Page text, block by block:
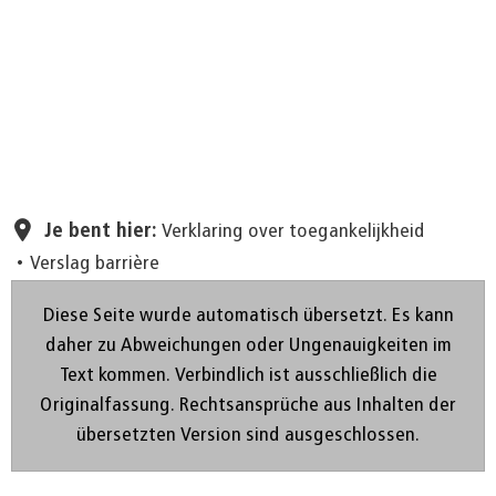
Je bent hier: Verklaring over toegankelijkheid
Verslag barrière
Diese Seite wurde automatisch übersetzt. Es kann
daher zu Abweichungen oder Ungenauigkeiten im
Text kommen. Verbindlich ist ausschließlich die
Originalfassung. Rechtsansprüche aus Inhalten der
übersetzten Version sind ausgeschlossen.